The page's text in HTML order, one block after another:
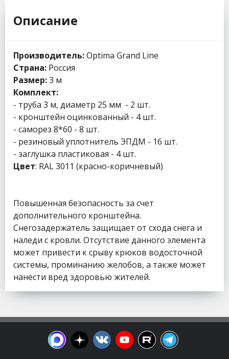
Описание
Производитель:Optima Grand Line
Страна: Россия
Размер:3 м
Комплект:
- труба 3 м, диаметр 25 мм - 2 шт.
- кронштейн оцинкованный - 4 шт.
- саморез 8*60 - 8 шт.
- резиновый уплотнитель ЭПДМ - 16 шт.
- заглушка пластиковая - 4 шт.
Цвет: RAL 3011 (красно-коричневый)
Повышенная безопасность за счет
дополнительного кронштейна.
Снегозадержатель защищает от схода снега и
наледи с кровли. Отсутствие данного элемента
может привести к срыву крюков водосточной
системы, проминанию желобов, а также может
нанести вред здоровью жителей.